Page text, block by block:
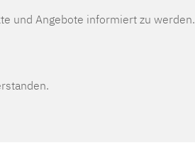
und Angebote informiert zu werden.